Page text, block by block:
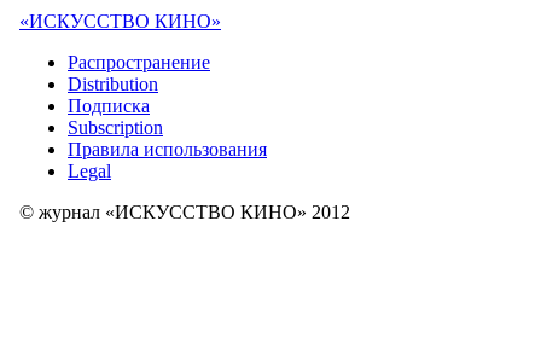
«ИСКУССТВО КИНО»
Распространение
Distribution
Подписка
Subscription
Правила использования
Legal
© журнал «ИСКУССТВО КИНО» 2012